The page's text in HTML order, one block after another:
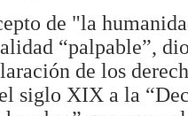
de "la
“palpable”,
de los
siglo XIX a la